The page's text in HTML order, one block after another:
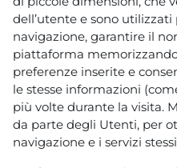
dell’utente e sono
navigazione, garantire il
piattaforma
preferenze inserite e
le stesse informazioni
più volte durante la visita.
da parte degli Utenti, per
navigazione e i servizi